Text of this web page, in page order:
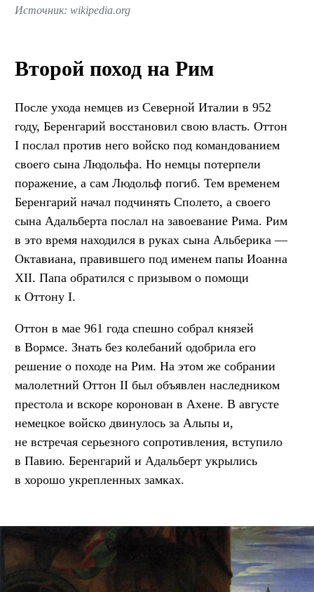
Источник: wikipedia.org
Второй поход на Рим
После ухода немцев из Северной Италии в 952
году, Беренгарий восстановил свою власть. Оттон
I послал против него войско под командованием
своего сына Людольфа. Но немцы потерпели
поражение, а сам Людольф погиб. Тем временем
Беренгарий начал подчинять Сполето, а своего
сына Адальберта послал на завоевание Рима. Рим
в это время находился в руках сына Альберика —
Октавиана, правившего под именем папы Иоанна
XII. Папа обратился с призывом о помощи
к Оттону I.
Оттон в мае 961 года спешно собрал князей
в Вормсе. Знать без колебаний одобрила его
решение о походе на Рим. На этом же собрании
малолетний Оттон II был объявлен наследником
престола и вскоре коронован в Ахене. В августе
немецкое войско двинулось за Альпы и,
не встречая серьезного сопротивления, вступило
в Павию. Беренгарий и Адальберт укрылись
в хорошо укрепленных замках.